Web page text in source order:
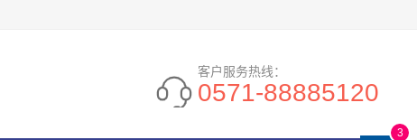
客户服务热线：
0571-88885120
3